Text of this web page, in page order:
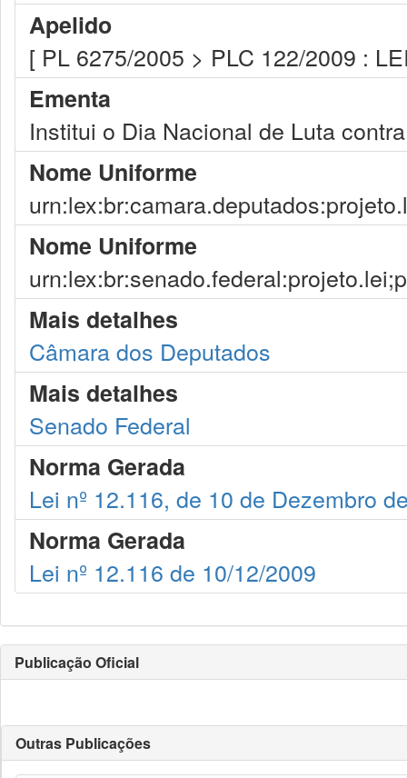
Apelido
[ PL 6275/2005 > PLC 122/2009 :
Ementa
Institui o Dia Nacional de Luta
Nome Uniforme
Nome Uniforme
Mais detalhes
Câmara dos Deputados
Mais detalhes
Senado Federal
Norma Gerada
Lei nº 12.116, de 10 de Dezembro
Norma Gerada
Lei nº 12.116 de 10/12/2009
Publicação Oficial
Outras Publicações